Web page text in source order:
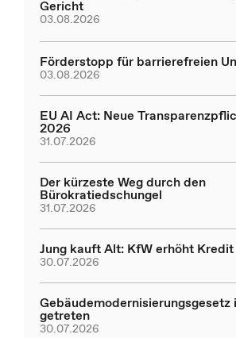
Gericht
03.08.2026
Förderstopp für barrierefreien
03.08.2026
EU AI Act: Neue
2026
31.07.2026
Der kürzeste Weg durch den
Bürokratiedschungel
31.07.2026
Jung kauft Alt: KfW erhöht
30.07.2026
Gebäudemodernisierungsgesetz
getreten
30.07.2026